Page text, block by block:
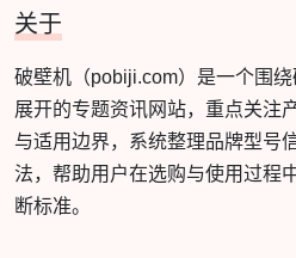
关于
破壁机（pobiji.com）是一个围
展开的专题资讯网站，重点关注
与适用边界，系统整理品牌型号
法，帮助用户在选购与使用过程
断标准。